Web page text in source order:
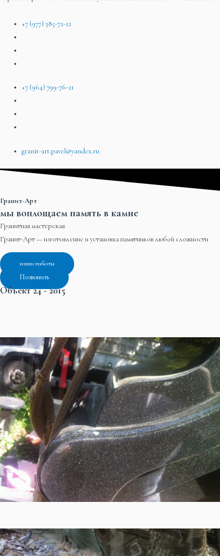
+7 (977) 385-72-12
+7 (964) 799-76-21
granit-art.pavel@yandex.ru
Гранит-Арт
мы воплощаем память в камне
Гранитная мастерская
Гранит-Арт — изготовление и установка памятников любой сложности
наши работы
Позвонить
Объект 24 - 2015